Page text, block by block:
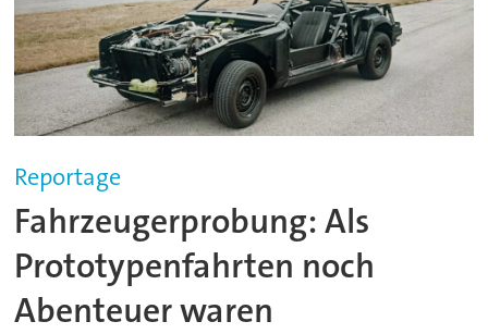
Reportage
Fahrzeugerprobung: Als
Prototypenfahrten noch
Abenteuer waren